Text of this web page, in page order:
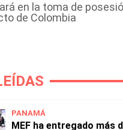
en la toma de
de Colombia
PANAMÁ
MEF ha entregado más